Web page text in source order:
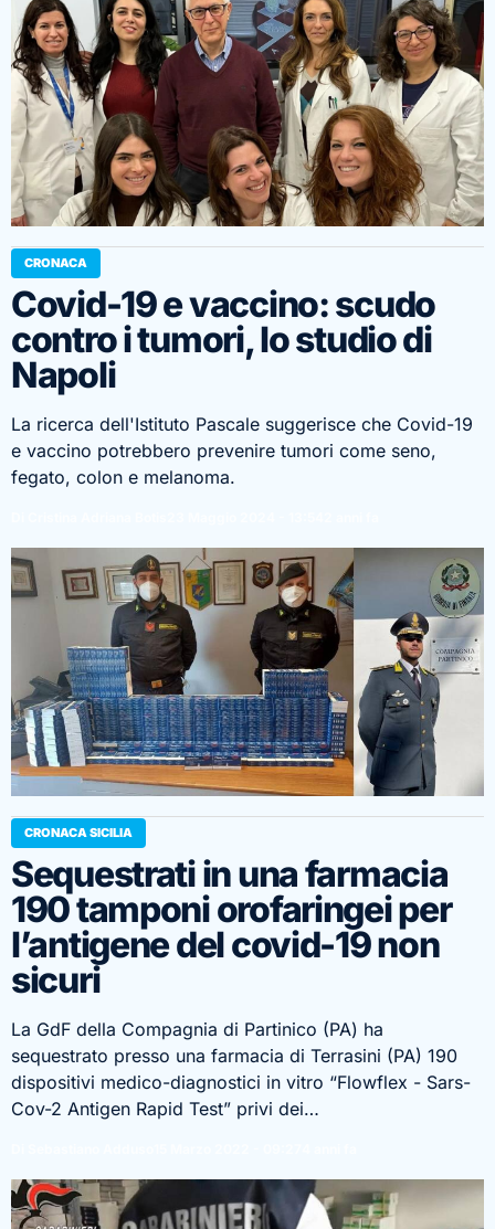
CRONACA
Covid-19 e vaccino: scudo
contro i tumori, lo studio di
Napoli
La ricerca dell'Istituto Pascale suggerisce che Covid-19
e vaccino potrebbero prevenire tumori come seno,
fegato, colon e melanoma.
CRONACA SICILIA
Sequestrati in una farmacia
190 tamponi orofaringei per
l’antigene del covid-19 non
sicuri
La GdF della Compagnia di Partinico (PA) ha
sequestrato presso una farmacia di Terrasini (PA) 190
dispositivi medico-diagnostici in vitro “Flowflex - Sars-
Cov-2 Antigen Rapid Test” privi dei…